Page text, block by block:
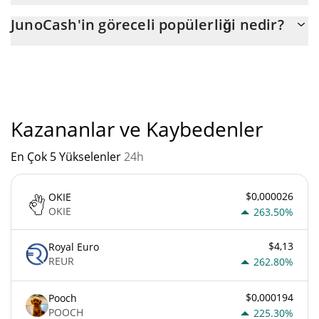
miktarıyla birlikte $ 21.000.000.
JunoCash'in göreceli popülerliği nedir?
Kazananlar ve Kaybedenler
En Çok 5 Yükselenler24h
OKIE
OKIE
$0,000026
263.50%
Royal Euro
REUR
$4,13
262.80%
Pooch
POOCH
$0,000194
225.30%